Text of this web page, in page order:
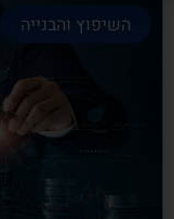
השיפוץ והבנייה